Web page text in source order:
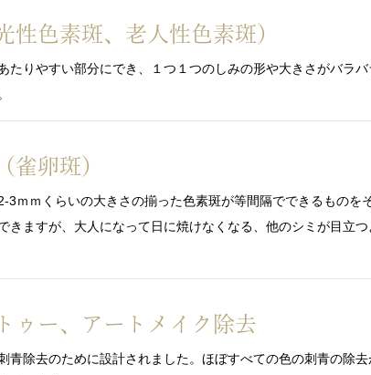
性色素斑、老人性色素斑）
たりやすい部分にでき、１つ１つのしみの形や大きさがバラ
雀卵斑）
3ｍｍくらいの大きさの揃った色素斑が等間隔でできるものを
きますが、大人になって日に焼けなくなる、他のシミが目立
ゥー、 アートメイク除去
青除去のために設計されました。ほぼすべての色の刺青の除